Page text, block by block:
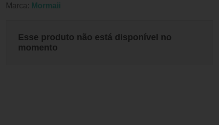
Marca: Mormaii
Esse produto não está disponível no
momento